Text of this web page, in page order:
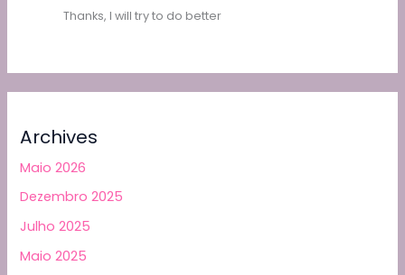
Thanks, I will try to do better
Archives
Maio 2026
Dezembro 2025
Julho 2025
Maio 2025